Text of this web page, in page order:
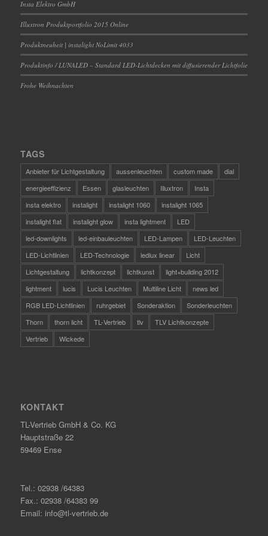
Insta Elektro GmbH
Illuxtron Produktportfolio 2015 Online
Produktneuheit | instalight NoLimit 4033
Produktinfo / LUNALED – Standard LED-Lichtdecken mit diffusierender Lichtfolie
Frohe Weihnachten
TAGS
Anbieter für Lichtgestaltung aussenleuchten custom made
dial
energieeffizienz
Essen glasleuchten Illuxtron
Insta
insta elektro
instalight instalight 1060
instalight 1065
instalight flat
instalight glow insta lightment
LED
led-downlights
led-einbauleuchten LED-Lampen
LED-Leuchten
LED-Lichtlinien
LED-Technologie ledlux linear
Licht
Lichtgestaltung
lichtkonzept lichtkunst
light+building 2012
lightment
lucis Lucis Leuchten Multiline Licht
news led
RGB LED-Lichtlinien
ruhrgebiet Sonderaktion
Sonderleuchten
Thorn
thorn licht TL-Vertrieb tlv
TLV Lichtkonzepte
Vertrieb
Wickede
KONTAKT
TL-Vertrieb GmbH & Co. KG
Hauptstraße 22
59469 Ense
Tel.: 02938 /64383
Fax.: 02938 /64383 99
Email: info@tl-vertrieb.de